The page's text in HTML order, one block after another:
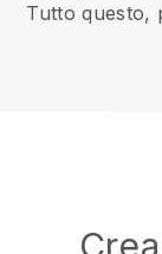
Tutto questo,